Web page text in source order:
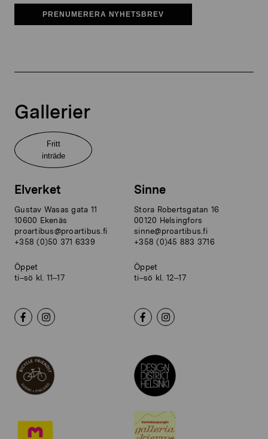
PRENUMERERA NYHETSBREV
Gallerier
Fritt
inträde
Elverket
Gustav Wasas gata 11
10600 Ekenäs
proartibus@proartibus.fi
+358 (0)50 371 6339
Öppet
ti–sö kl. 11–17
Sinne
Stora Robertsgatan 16
00120 Helsingfors
sinne@proartibus.fi
+358 (0)45 883 3716
Öppet
ti–sö kl. 12–17